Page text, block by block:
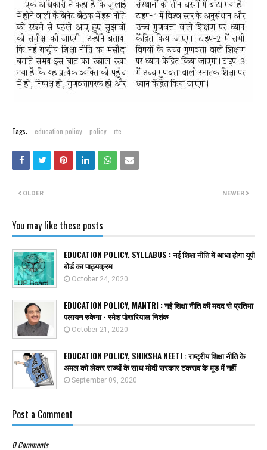
Tags: education policy policy rte
NEWER
OLDER
You may like these posts
EDUCATION POLICY, SYLLABUS : नई शिक्षा नीति में आधा होगा यूपी
बोर्ड का पाठ्यक्रम
October 24, 2020
EDUCATION POLICY, MANTRI : नई शिक्षा नीति की मदद से प्रतिभा
पलायन रुकेगा - रमेश पोखरियाल निशंक
October 21, 2020
EDUCATION POLICY, SHIKSHA NEETI : राष्ट्रीय शिक्षा नीति के
अमल को लेकर राज्यों के साथ मोदी सरकार टकराव के मूड में नहीं
September 09, 2020
Post a Comment
0 Comments